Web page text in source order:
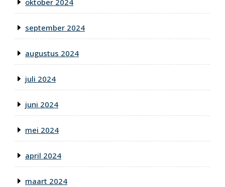
oktober 2024
september 2024
augustus 2024
juli 2024
juni 2024
mei 2024
april 2024
maart 2024